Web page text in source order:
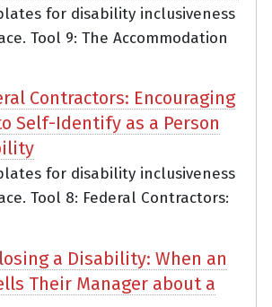
for disability inclusiveness
Tool 9: The Accommodation
Contractors: Encouraging
Self-Identify as a Person
for disability inclusiveness
Tool 8: Federal Contractors:
a Disability: When an
Their Manager about a